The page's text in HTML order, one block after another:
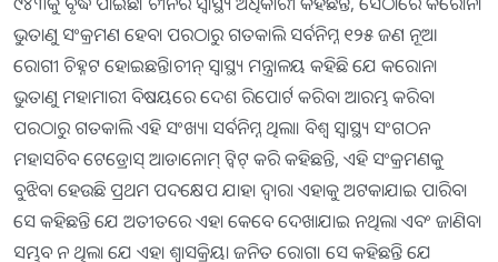
ଭୁତାଣୁ ସଂକ୍ରମଣ ହେବା ପରଠାରୁ ଗତକାଲି ସର୍ବନିମ୍ନ ୧୨୫ ଜଣ ନୂଆ
ରୋଗୀ ଚିହ୍ନଟ ହୋଇଛନ୍ତି।ଚୀନ୍‌ ସ୍ୱାସ୍ଥ୍ୟ ମନ୍ତ୍ରାଳୟ କହିଛି ଯେ କରୋନା
ଭୁତାଣୁ ମହାମାରୀ ବିଷୟରେ ଦେଶ ରିପୋର୍ଟ କରିବା ଆରମ୍ଭ କରିବା
ପରଠାରୁ ଗତକାଲି ଏହି ସଂଖ୍ୟା ସର୍ବନିମ୍ନ ଥିଲା। ବିଶ୍ୱ ସ୍ୱାସ୍ଥ୍ୟ ସଂଗଠନ
ମହାସଚିବ ଟେଡ୍ରୋସ୍ ଆଡାନୋମ୍ ଟ୍ୱିଟ୍ କରି କହିଛନ୍ତି, ଏହି ସଂକ୍ରମଣକୁ
ବୁଝିବା ହେଉଛି ପ୍ରଥମ ପଦକ୍ଷେପ ଯାହା ଦ୍ୱାରା ଏହାକୁ ଅଟକାଯାଇ ପାରିବ।
ସେ କହିଛନ୍ତି ଯେ ଅତୀତରେ ଏହା କେବେ ଦେଖାଯାଇ ନଥିଲା ଏବଂ ଜାଣିବା
ସମ୍ଭବ ନ ଥିଲା ଯେ ଏହା ଶ୍ୱାସକ୍ରିୟା ଜନିତ ରୋଗ। ସେ କହିଛନ୍ତି ଯେ